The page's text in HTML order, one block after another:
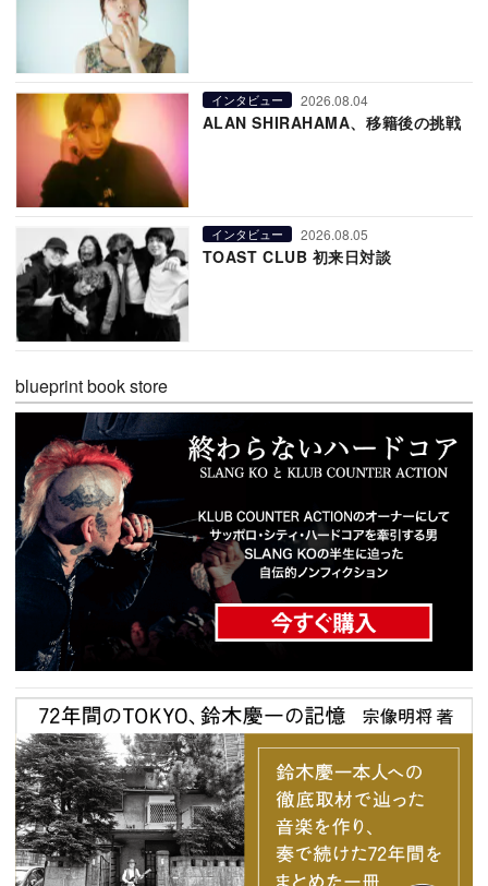
インタビュー 2026.08.04
ALAN SHIRAHAMA、移籍後の挑戦
インタビュー 2026.08.05
TOAST CLUB 初来日対談
blueprint book store